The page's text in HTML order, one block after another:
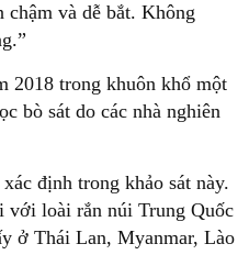
và dễ bắt. Không
2018 trong khuôn khổ một
bò sát do các nhà nghiên
định trong khảo sát này.
với loài rắn núi Trung Quốc
ở Thái Lan, Myanmar, Lào